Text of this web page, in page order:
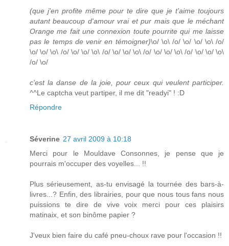
(que j'en profite même pour te dire que je t'aime toujours
autant beaucoup d'amour vrai et pur mais que le méchant
Orange me fait une connexion toute pourrite qui me laisse
pas le temps de venir en témoigner)\o/ \o\ /o/ \o/ \o/ \o\ /o/
\o/ \o/ \o\ /o/ \o/ \o/ \o\ /o/ \o/ \o/ \o\ /o/ \o/ \o/ \o\ /o/ \o/ \o/ \o\
/o/ \o/
c'est la danse de la joie, pour ceux qui veulent participer.
^^Le captcha veut partiper, il me dit "readyi" ! :D
Répondre
Séverine 27 avril 2009 à 10:18
Merci pour le Mouldave Consonnes, je pense que je
pourrais m'occuper des voyelles... !!
Plus sérieusement, as-tu envisagé la tournée des bars-à-
livres...? Enfin, des librairies, pour que nous tous fans nous
puissions te dire de vive voix merci pour ces plaisirs
matinaix, et son binôme papier ?
J'veux bien faire du café pneu-choux rave pour l'occasion !!